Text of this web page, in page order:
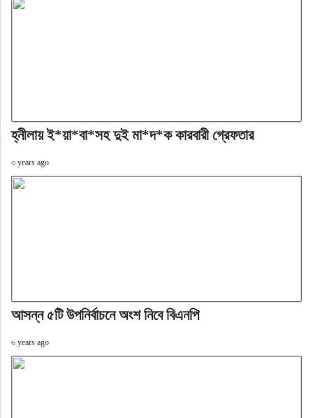
হ্নীলায় ই*য়া*বা*সহ দুই মা*দ*ক কারবারী গ্রেফতার
৩ years ago
আসন্ন ৫টি উপনির্বাচনে অংশ নিবে বিএনপি
৬ years ago